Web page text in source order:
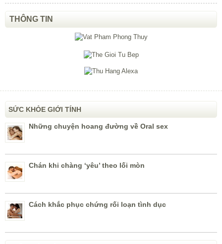
THÔNG TIN
SỨC KHỎE GIỚI TÍNH
Những chuyện hoang đường về Oral sex
Chán khi chàng ‘yêu’ theo lối mòn
Cách khắc phục chứng rối loạn tình dục